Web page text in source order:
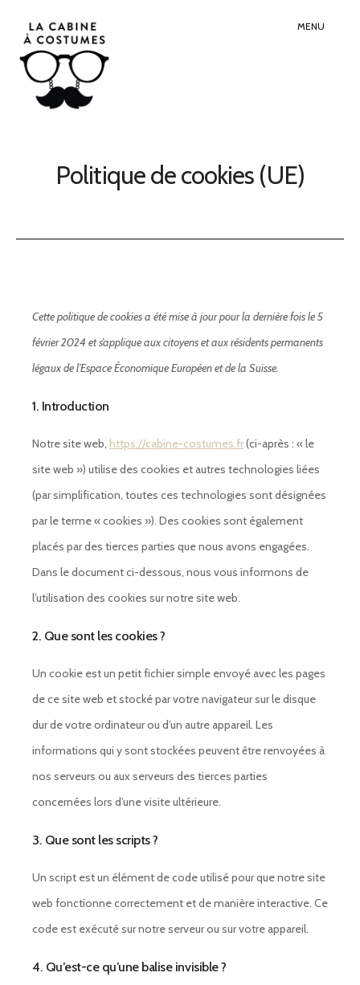
MENU
Politique de cookies (UE)
Cette politique de cookies a été mise à jour pour la dernière fois le 5
février 2024 et s’applique aux citoyens et aux résidents permanents
légaux de l’Espace Économique Européen et de la Suisse.
1. Introduction
Notre site web, https://cabine-costumes.fr(ci-après : « le
site web ») utilise des cookies et autres technologies liées
(par simplification, toutes ces technologies sont désignées
par le terme « cookies »). Des cookies sont également
placés par des tierces parties que nous avons engagées.
Dans le document ci-dessous, nous vous informons de
l’utilisation des cookies sur notre site web.
2. Que sont les cookies ?
Un cookie est un petit fichier simple envoyé avec les pages
de ce site web et stocké par votre navigateur sur le disque
dur de votre ordinateur ou d’un autre appareil. Les
informations qui y sont stockées peuvent être renvoyées à
nos serveurs ou aux serveurs des tierces parties
concernées lors d’une visite ultérieure.
3. Que sont les scripts ?
Un script est un élément de code utilisé pour que notre site
web fonctionne correctement et de manière interactive. Ce
code est exécuté sur notre serveur ou sur votre appareil.
4. Qu’est-ce qu’une balise invisible ?